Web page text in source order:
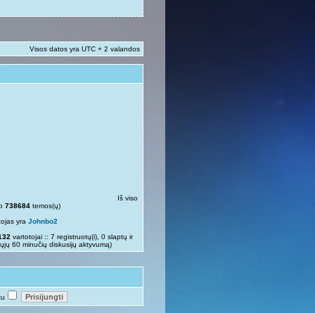
Visos datos yra UTC + 2 valandos
Iš viso
738684 temos(ų)
yra Johnbo2
vartotojai :: 7 registruotų(i), 0 slaptų ir
60 minučių diskusijų aktyvumą)